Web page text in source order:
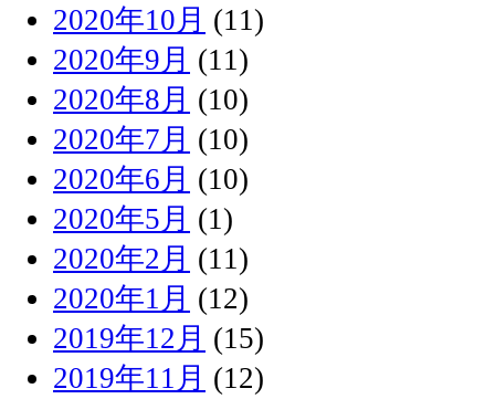
2020年10月 (11)
2020年9月 (11)
2020年8月 (10)
2020年7月 (10)
2020年6月 (10)
2020年5月 (1)
2020年2月 (11)
2020年1月 (12)
2019年12月 (15)
2019年11月 (12)